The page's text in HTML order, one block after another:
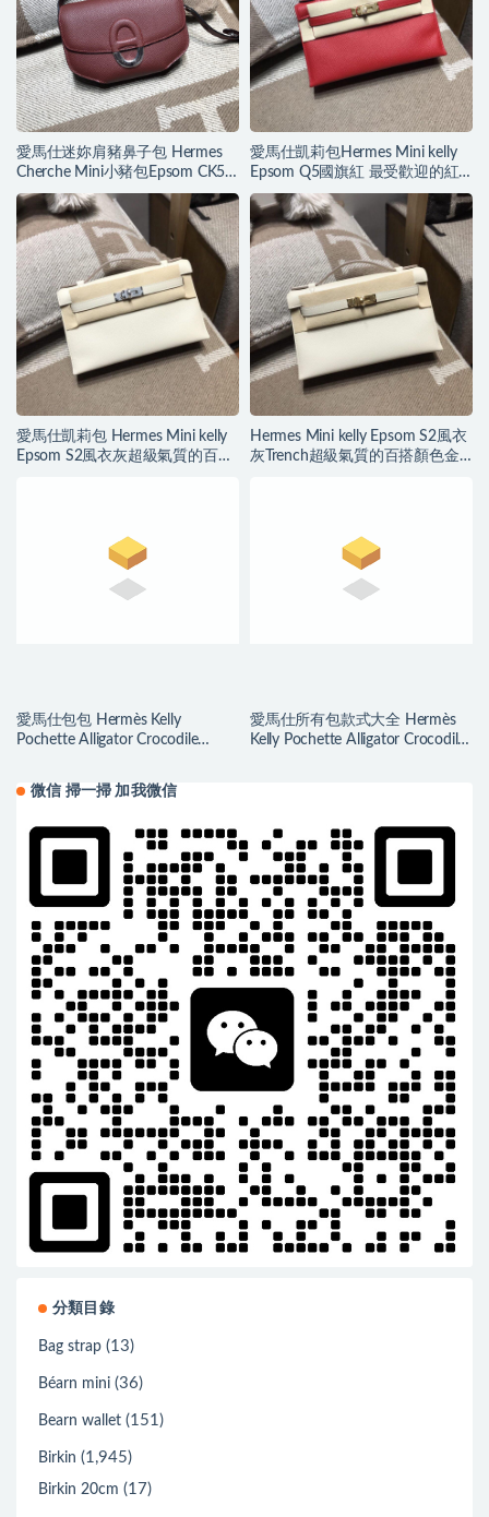
愛馬仕迷妳肩豬鼻子包 Hermes
Cherche Mini小豬包Epsom CK55
H愛馬仕紅
愛馬仕凱莉包Hermes Mini kelly
Epsom Q5國旗紅 最受歡迎的紅
色金扣
愛馬仕凱莉包 Hermes Mini kelly
Epsom S2風衣灰超級氣質的百搭
Hermes Mini kelly Epsom S2風衣
灰Trench超級氣質的百搭顏色金
愛馬仕包包 Hermès Kelly
Pochette Alligator Crocodile
愛馬仕所有包款式大全 Hermès
Kelly Pochette Alligator Crocodile
微信 掃一掃 加我微信
分類目錄
Bag strap (13)
Béarn mini (36)
Bearn wallet (151)
Birkin (1,945)
Birkin 20cm (17)